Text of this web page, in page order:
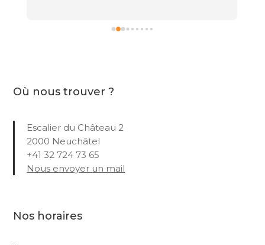
Où nous trouver ?
Escalier du Château 2
2000 Neuchâtel
+41 32 724 73 65
Nous envoyer un mail
Nos horaires